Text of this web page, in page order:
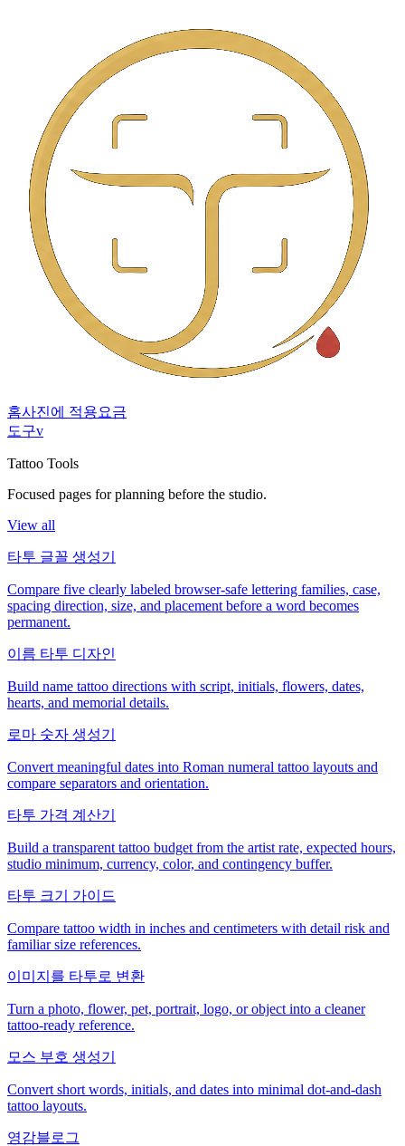
홈사진에 적용요금
도구v
Tattoo Tools
Focused pages for planning before the studio.
View all
타투 글꼴 생성기
Compare five clearly labeled browser-safe lettering families, case,
spacing direction, size, and placement before a word becomes
permanent.
이름 타투 디자인
Build name tattoo directions with script, initials, flowers, dates,
hearts, and memorial details.
로마 숫자 생성기
Convert meaningful dates into Roman numeral tattoo layouts and
compare separators and orientation.
타투 가격 계산기
Build a transparent tattoo budget from the artist rate, expected hours,
studio minimum, currency, color, and contingency buffer.
타투 크기 가이드
Compare tattoo width in inches and centimeters with detail risk and
familiar size references.
이미지를 타투로 변환
Turn a photo, flower, pet, portrait, logo, or object into a cleaner
tattoo-ready reference.
모스 부호 생성기
Convert short words, initials, and dates into minimal dot-and-dash
tattoo layouts.
영감블로그